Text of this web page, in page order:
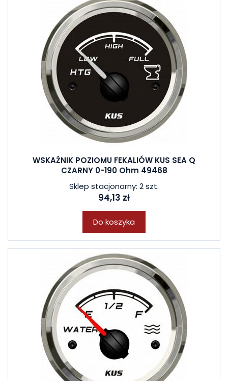
WSKAŹNIK POZIOMU FEKALIÓW KUS SEA Q
CZARNY 0-190 Ohm 49468
Sklep stacjonarny: 2 szt.
94,13 zł
Do koszyka